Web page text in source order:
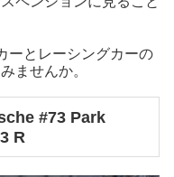
ーとレーシングカーの
ませんか。
#73 Park
R